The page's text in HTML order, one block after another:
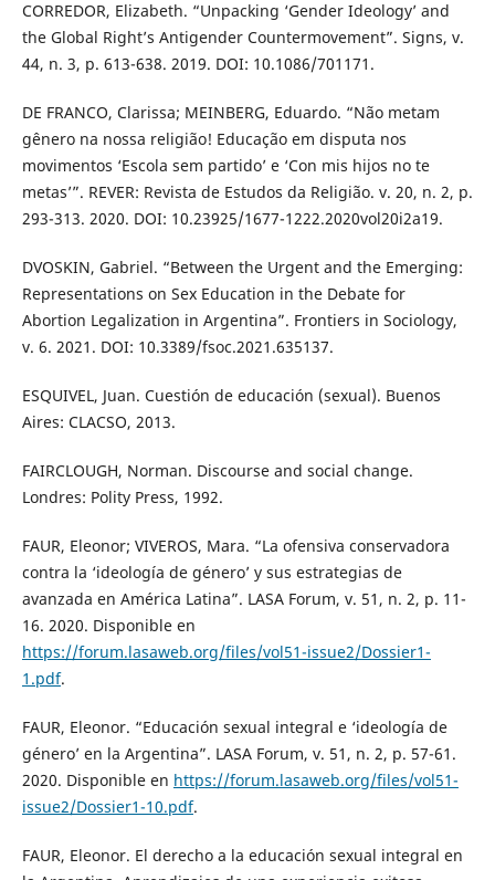
CORREDOR, Elizabeth. “Unpacking ‘Gender Ideology’ and
the Global Right’s Antigender Countermovement”. Signs, v.
44, n. 3, p. 613-638. 2019. DOI: 10.1086/701171.
DE FRANCO, Clarissa; MEINBERG, Eduardo. “Não metam
gênero na nossa religião! Educação em disputa nos
movimentos ‘Escola sem partido’ e ‘Con mis hijos no te
metas’”. REVER: Revista de Estudos da Religião. v. 20, n. 2, p.
293-313. 2020. DOI: 10.23925/1677-1222.2020vol20i2a19.
DVOSKIN, Gabriel. “Between the Urgent and the Emerging:
Representations on Sex Education in the Debate for
Abortion Legalization in Argentina”. Frontiers in Sociology,
v. 6. 2021. DOI: 10.3389/fsoc.2021.635137.
ESQUIVEL, Juan. Cuestión de educación (sexual). Buenos
Aires: CLACSO, 2013.
FAIRCLOUGH, Norman. Discourse and social change.
Londres: Polity Press, 1992.
FAUR, Eleonor; VIVEROS, Mara. “La ofensiva conservadora
contra la ‘ideología de género’ y sus estrategias de
avanzada en América Latina”. LASA Forum, v. 51, n. 2, p. 11-
16. 2020. Disponible en
https://forum.lasaweb.org/files/vol51-issue2/Dossier1-
1.pdf.
FAUR, Eleonor. “Educación sexual integral e ‘ideología de
género’ en la Argentina”. LASA Forum, v. 51, n. 2, p. 57-61.
2020. Disponible en https://forum.lasaweb.org/files/vol51-
issue2/Dossier1-10.pdf.
FAUR, Eleonor. El derecho a la educación sexual integral en